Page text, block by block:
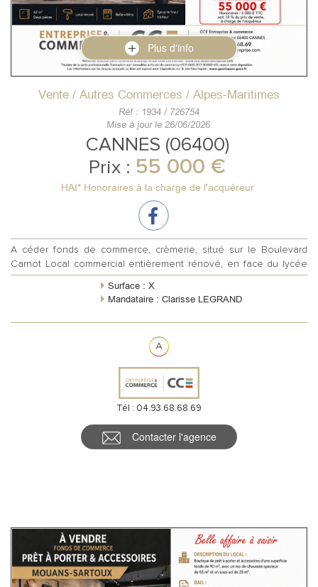
Plus d'info
Vente / Autres Commerces / Alpes-Maritimes
Réf : 1934 / 726754
Mise à jour le 26/06/2026
CANNES (06400)
Prix : 55 000 €
HAI* Honoraires à la charge de l'acquéreur
A céder fonds de commerce, crèmerie, situé sur le Boulevard
Carnot Local commercial entièrement rénové, en face du lycée
Carnot Ce local es...
Surface : X
Mandataire : Clarisse LEGRAND
Tél : 04.93.68.68.69
Contacter l'agence